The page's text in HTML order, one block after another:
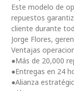
Este modelo de
repuestos
cliente durante
Jorge Flores,
Ventajas
●Más de 20,000
●Entregas en 24
●Alianza